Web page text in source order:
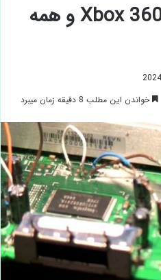
نحوه Jtag کردن Xbox 360 و همه
خواندن این مطلب 8 دقیقه زمان میبرد